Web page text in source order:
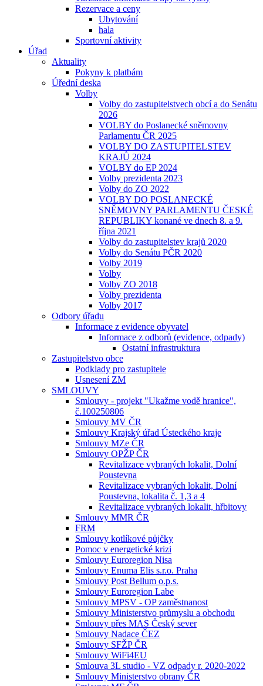
Rezervace a ceny
Ubytování
hala
Sportovní aktivity
Úřad
Aktuality
Pokyny k platbám
Úřední deska
Volby
Volby do zastupitelstvech obcí a do Senátu
2026
VOLBY do Poslanecké sněmovny
Parlamentu ČR 2025
VOLBY DO ZASTUPITELSTEV
KRAJŮ 2024
VOLBY do EP 2024
Volby prezidenta 2023
Volby do ZO 2022
VOLBY DO POSLANECKÉ
SNĚMOVNY PARLAMENTU ČESKÉ
REPUBLIKY konané ve dnech 8. a 9.
října 2021
Volby do zastupitelstev krajů 2020
Volby do Senátu PČR 2020
Volby 2019
Volby
Volby ZO 2018
Volby prezidenta
Volby 2017
Odbory úřadu
Informace z evidence obyvatel
Informace z odborů (evidence, odpady)
Ostatní infrastruktura
Zastupitelstvo obce
Podklady pro zastupitele
Usnesení ZM
SMLOUVY
Smlouvy - projekt "Ukažme vodě hranice",
č.100250806
Smlouvy MV ČR
Smlouvy Krajský úřad Ústeckého kraje
Smlouvy MZe ČR
Smlouvy OPŽP ČR
Revitalizace vybraných lokalit, Dolní
Poustevna
Revitalizace vybraných lokalit, Dolní
Poustevna, lokalita č. 1,3 a 4
Revitalizace vybraných lokalit, hřbitovy
Smlouvy MMR ČR
FRM
Smlouvy kotlíkové půjčky
Pomoc v energetické krizi
Smlouvy Euroregion Nisa
Smlouvy Enuma Elis s.r.o. Praha
Smlouvy Post Bellum o.p.s.
Smlouvy Euroregion Labe
Smlouvy MPSV - OP zaměstnanost
Smlouvy Ministerstvo průmyslu a obchodu
Smlouvy přes MAS Český sever
Smlouvy Nadace ČEZ
Smlouvy SFŽP ČR
Smlouvy WiFi4EU
Smlouva 3L studio - VZ odpady r. 2020-2022
Smlouvy Ministerstvo obrany ČR